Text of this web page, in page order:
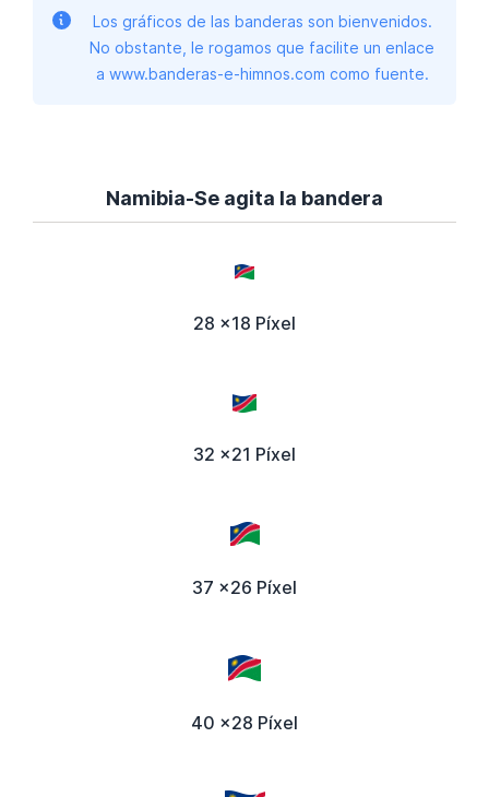
Los gráficos de las banderas son bienvenidos.
No obstante, le rogamos que facilite un enlace
a www.banderas-e-himnos.com como fuente.
Namibia-Se agita la bandera
28 x18 Píxel
32 x21 Píxel
37 x26 Píxel
40 x28 Píxel